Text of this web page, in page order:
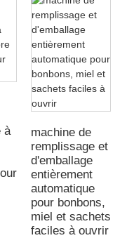
à
machine de
remplissage et
d'emballage
entièrement
automatique
pour bonbons,
miel et sachets
faciles à ouvrir